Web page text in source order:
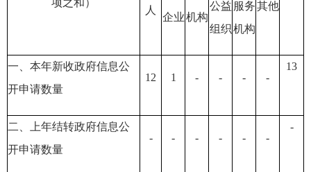
人
企业机构
公益
组织
服务
机构
其他
一、本年新收政府信息公
开申请数量
12 1 - - - -
13
二、上年结转政府信息公
开申请数量
- - - - - -
-